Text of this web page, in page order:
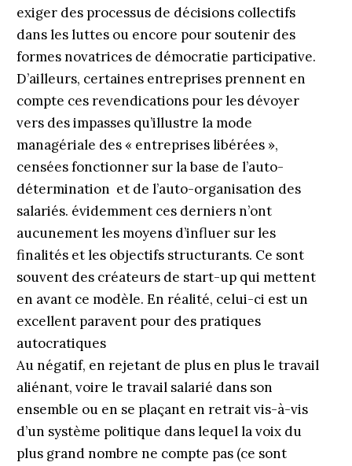
exiger des processus de décisions collectifs
dans les luttes ou encore pour soutenir des
formes novatrices de démocratie participative.
D’ailleurs, certaines entreprises prennent en
compte ces revendications pour les dévoyer
vers des impasses qu’illustre la mode
managériale des « entreprises libérées »,
censées fonctionner sur la base de l’auto-
détermination et de l’auto-organisation des
salariés. évidemment ces derniers n’ont
aucunement les moyens d’influer sur les
finalités et les objectifs structurants. Ce sont
souvent des créateurs de start-up qui mettent
en avant ce modèle. En réalité, celui-ci est un
excellent paravent pour des pratiques
autocratiques
Au négatif, en rejetant de plus en plus le travail
aliénant, voire le travail salarié dans son
ensemble ou en se plaçant en retrait vis-à-vis
d’un système politique dans lequel la voix du
plus grand nombre ne compte pas (ce sont